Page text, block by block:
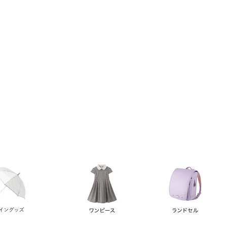
順 価格が高い順 優先度順 レビュー順